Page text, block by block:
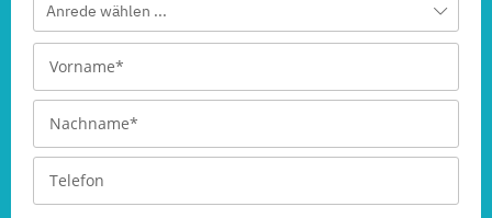
Anrede wählen ...